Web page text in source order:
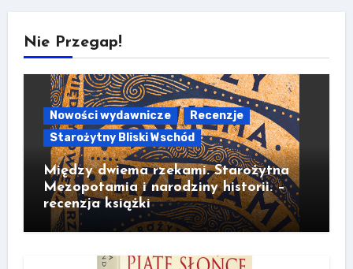
Nie Przegap!
Nowości wydawnicze
Recenzje
Starożytny Bliski Wschód
Między dwiema rzekami. Starożytna
Mezopotamia i narodziny historii. –
recenzja książki